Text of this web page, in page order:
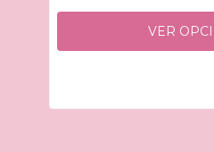
VER